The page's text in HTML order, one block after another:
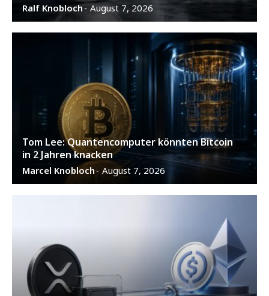
Ralf Knobloch- August 7, 2026
Tom Lee: Quantencomputer könnten Bitcoin
in 2 Jahren knacken
Marcel Knobloch- August 7, 2026